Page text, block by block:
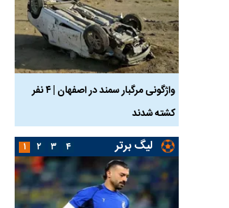
واژگونی مرگبار سمند در اصفهان | ۴ نفر
کشته شدند
لیگ برتر ۱ ۲ ۳ ۴